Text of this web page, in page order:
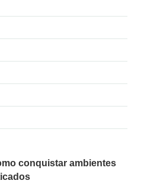
conquistar ambientes